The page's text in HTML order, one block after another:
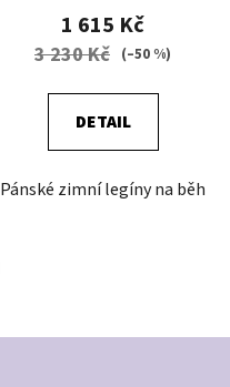
1 615 Kč
3 230 Kč (–50 %)
DETAIL
Pánské zimní legíny na běh